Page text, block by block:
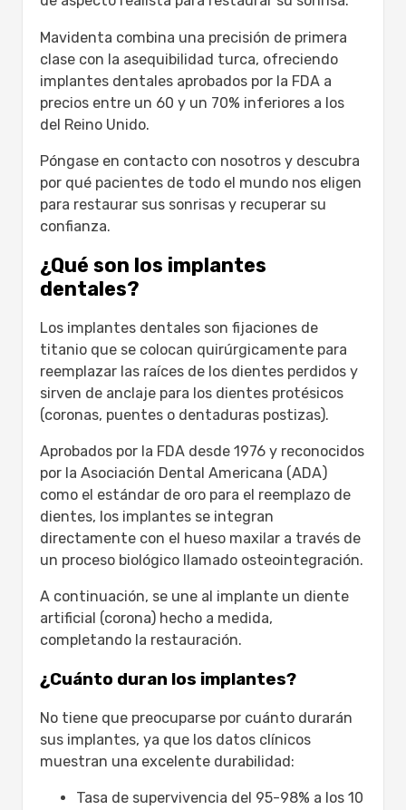
Coste de los implantes dentales en
Turquía frente al Reino Unido/EE. UU.:
precios de 2026/2027
¿Por qué son más baratos los implantes
dentales en Turquía?
para implantes dentales
¿Cuánto tiempo necesito quedarme en
Turquía para los implantes dentales?
Resultados reales: opiniones de pacientes
y transformaciones de antes y después
¿Por qué elegir Mavidenta para implantes
dentales en Turquía?
Cómo reservar su consulta de implantes
dentales en Turquía
Ubicaciones de nuestra clínica e
información de contacto
Conclusión
Preguntas frecuentes sobre los implantes
dentales en Turquía
Mavidenta combina una precisión de primera
clase con la asequibilidad turca, ofreciendo
implantes dentales aprobados por la FDA a
precios entre un 60 y un 70% inferiores a los
del Reino Unido.
Póngase en contacto con nosotros y descubra
por qué pacientes de todo el mundo nos eligen
para restaurar sus sonrisas y recuperar su
confianza.
¿Qué son los implantes
dentales?
Los implantes dentales son fijaciones de
titanio que se colocan quirúrgicamente para
reemplazar las raíces de los dientes perdidos y
sirven de anclaje para los dientes protésicos
(coronas, puentes o dentaduras postizas).
Aprobados por la FDA desde 1976 y reconocidos
por la Asociación Dental Americana (ADA)
como el estándar de oro para el reemplazo de
dientes, los implantes se integran
directamente con el hueso maxilar a través de
un proceso biológico llamado osteointegración.
A continuación, se une al implante un diente
artificial (corona) hecho a medida,
completando la restauración.
¿Cuánto duran los implantes?
No tiene que preocuparse por cuánto durarán
sus implantes, ya que los datos clínicos
muestran una excelente durabilidad:
Tasa de supervivencia del 95-98% a los 10